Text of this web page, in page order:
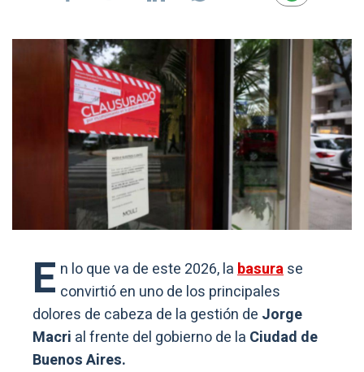
E n lo que va de este 2026, labasurase
convirtió en uno de los principales
dolores de cabeza de la gestión de Jorge
Macri al frente del gobierno de la Ciudad de
Buenos Aires.